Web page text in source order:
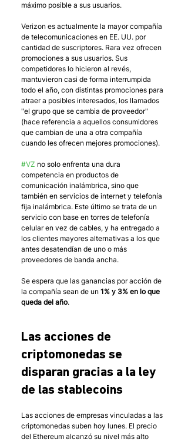
máximo posible a sus usuarios.
Verizon es actualmente la mayor compañía
de telecomunicaciones en EE. UU. por
cantidad de suscriptores. Rara vez ofrecen
promociones a sus usuarios. Sus
competidores lo hicieron al revés,
mantuvieron casi de forma interrumpida
todo el año, con distintas promociones para
atraer a posibles interesados, los llamados
"el grupo que se cambia de proveedor"
(hace referencia a aquellos consumidores
que cambian de una a otra compañía
cuando les ofrecen mejores promociones).
#VZ no solo enfrenta una dura
competencia en productos de
comunicación inalámbrica, sino que
también en servicios de internet y telefonía
fija inalámbrica. Este último se trata de un
servicio con base en torres de telefonía
celular en vez de cables, y ha entregado a
los clientes mayores alternativas a los que
antes desatendían de uno o más
proveedores de banda ancha.
Se espera que las ganancias por acción de
la compañía sean de un 1% y 3% en lo que
queda del año.
Las acciones de
criptomonedas se
disparan gracias a la ley
de las stablecoins
Las acciones de empresas vinculadas a las
criptomonedas suben hoy lunes. El precio
del Ethereum alcanzó su nivel más alto